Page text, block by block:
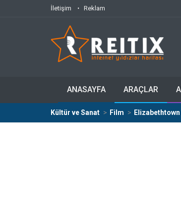
İletişim Reklam
ANASAYFA ARAÇLAR
Kültür ve Sanat Film